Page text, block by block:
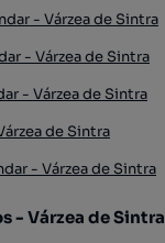
- Várzea de Sintra
- Várzea de Sintra
- Várzea de Sintra
de Sintra
- Várzea de Sintra
- Várzea de Sintra